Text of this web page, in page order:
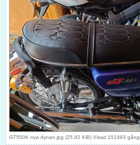
GT550K nya dynan.jpg (25.92 KiB) Visad 151493